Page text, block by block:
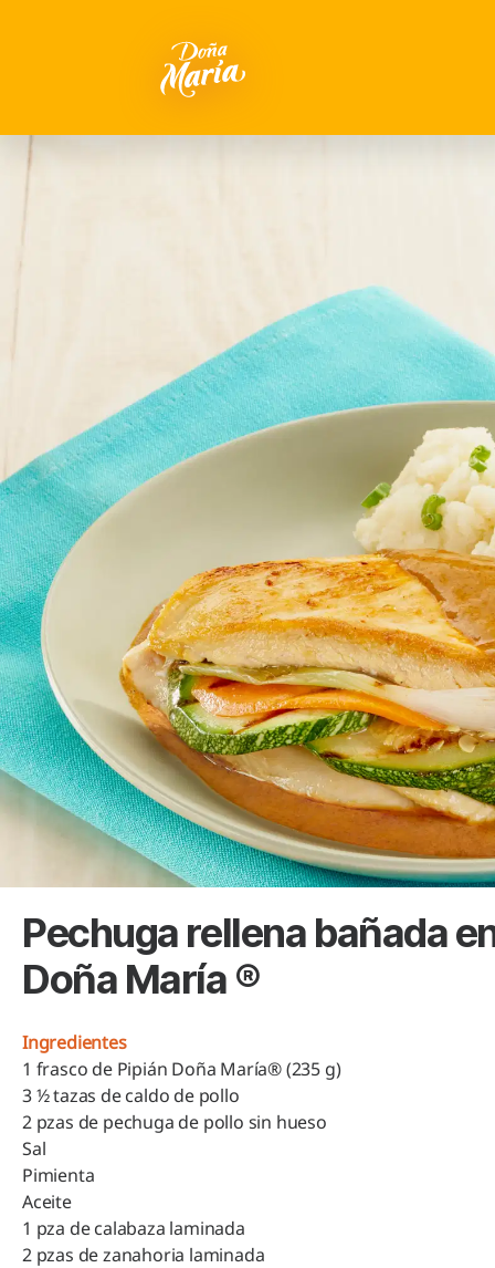
Pechuga rellena bañada
Doña María ®
Ingredientes
1 frasco de Pipián Doña María® (235 g)
3 ½ tazas de caldo de pollo
2 pzas de pechuga de pollo sin hueso
Sal
Pimienta
Aceite
1 pza de calabaza laminada
2 pzas de zanahoria laminada